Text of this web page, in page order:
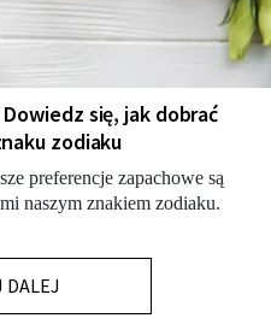
się, jak dobrać
zodiaku
preferencje zapachowe są
naszym znakiem zodiaku.
DALEJ